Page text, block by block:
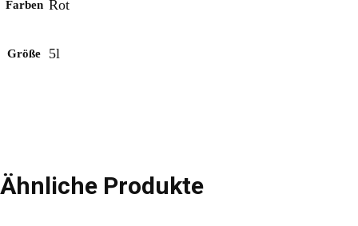
Farben Rot
Größe 5l
Ähnliche Produkte